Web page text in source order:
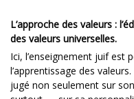
L’approche des valeurs :
des valeurs universelles.
Ici, l’enseignement juif est
l’apprentissage des
jugé non seulement sur